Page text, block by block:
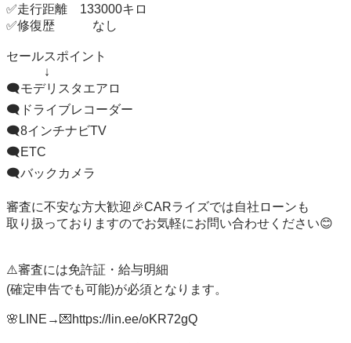
✅走行距離　133000キロ
✅修復歴　　　なし
セールスポイント
↓
🗨️モデリスタエアロ
🗨️ドライブレコーダー
🗨️8インチナビTV
🗨️ETC
🗨️バックカメラ
審査に不安な方大歓迎🎉CARライズでは自社ローンも
取り扱っておりますのでお気軽にお問い合わせください😊
⚠️審査には免許証・給与明細
(確定申告でも可能)が必須となります。
🌸LINE→💌https://lin.ee/oKR72gQ